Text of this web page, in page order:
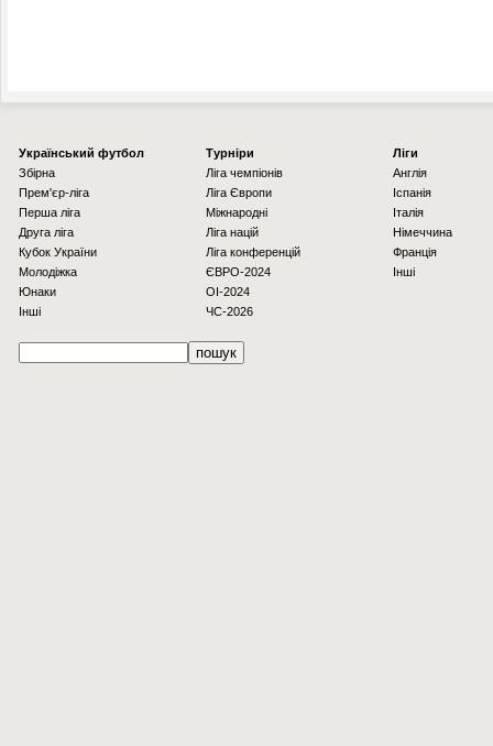
Українcький футбол
Збірна
Прем'єр-ліга
Перша ліга
Друга ліга
Кубок України
Молодіжка
Юнаки
Інші
Турніри
Ліга чемпіонів
Ліга Європи
Міжнародні
Ліга націй
Ліга конференцій
ЄВРО-2024
OI-2024
ЧС-2026
Ліги
Англія
Іспанія
Італія
Німеччина
Франція
Інші